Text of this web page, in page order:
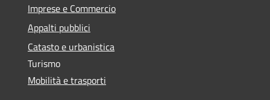
Imprese e Commercio
Appalti pubblici
Catasto e urbanistica
Turismo
Mobilità e trasporti